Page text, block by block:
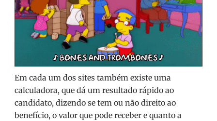
Em cada um dos sites também existe uma
calculadora, que dá um resultado rápido ao
candidato, dizendo se tem ou não direito ao
benefício, o valor que pode receber e quanto a